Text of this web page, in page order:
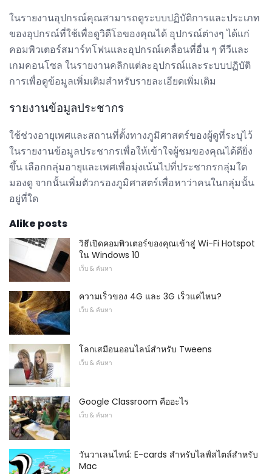
ในรายงานอุปกรณ์คุณสามารถดูระบบปฏิบัติการและประเภท
ของอุปกรณ์ที่ใช้เพื่อดูวิดีโอของคุณได้ อุปกรณ์ต่างๆ ได้แก่
คอมพิวเตอร์สมาร์ทโฟนและอุปกรณ์เคลื่อนที่อื่น ๆ ทีวีและ
เกมคอนโซล ในรายงานคลิกแต่ละอุปกรณ์และระบบปฏิบัติ
การเพื่อดูข้อมูลเพิ่มเติมสำหรับรายละเอียดเพิ่มเติม
รายงานข้อมูลประชากร
ใช้ช่วงอายุเพศและสถานที่ตั้งทางภูมิศาสตร์ของผู้ดูที่ระบุไว้
ในรายงานข้อมูลประชากรเพื่อให้เข้าใจผู้ชมของคุณได้ดียิ่ง
ขึ้น เลือกกลุ่มอายุและเพศเพื่อมุ่งเน้นไปที่ประชากรกลุ่มใด
มองดู จากนั้นเพิ่มตัวกรองภูมิศาสตร์เพื่อหาว่าคนในกลุ่มนั้น
อยู่ที่ใด
Alike posts
วิธีเปิดคอมพิวเตอร์ของคุณเข้าสู่ Wi-Fi Hotspot
ใน Windows 10
เว็บ & ค้นหา
ความเร็วของ 4G และ 3G เร็วแค่ไหน?
เว็บ & ค้นหา
โลกเสมือนออนไลน์สำหรับ Tweens
เว็บ & ค้นหา
Google Classroom คืออะไร
เว็บ & ค้นหา
วันวาเลนไทน์: E-cards สำหรับไลฟ์สไตล์สำหรับ
Mac